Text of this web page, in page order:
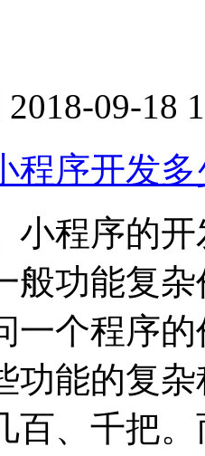
2018-09-18
程序开发
小程序的
般功能复
一个程序
功能的复
百、千把